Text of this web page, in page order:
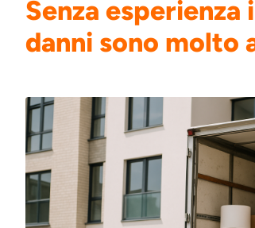
Senza
danni sono molto